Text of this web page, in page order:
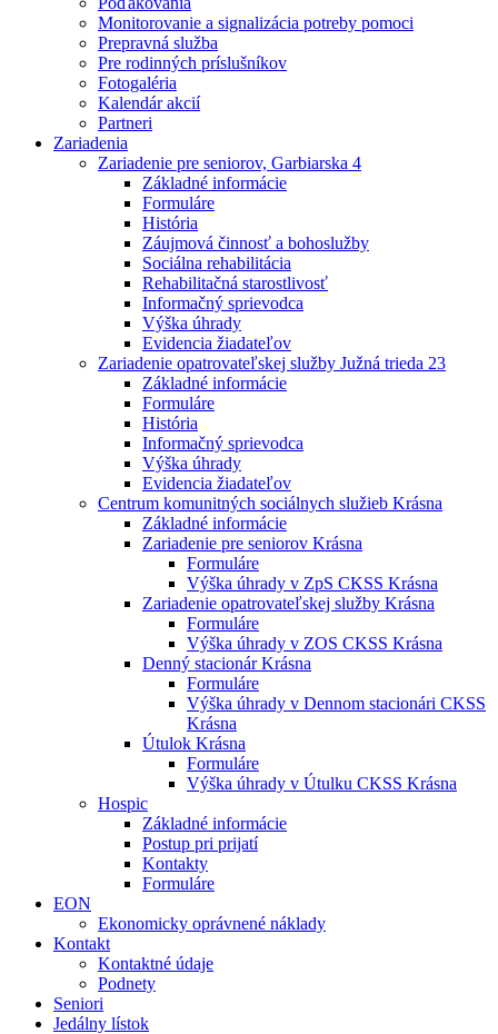
Monitorovanie a signalizácia potreby pomoci
Prepravná služba
Pre rodinných príslušníkov
Fotogaléria
Kalendár akcií
Partneri
Zariadenia
Zariadenie pre seniorov, Garbiarska 4
Základné informácie
Formuláre
História
Záujmová činnosť a bohoslužby
Sociálna rehabilitácia
Rehabilitačná starostlivosť
Informačný sprievodca
Výška úhrady
Evidencia žiadateľov
Zariadenie opatrovateľskej služby Južná trieda 23
Základné informácie
Formuláre
História
Informačný sprievodca
Výška úhrady
Evidencia žiadateľov
Centrum komunitných sociálnych služieb Krásna
Základné informácie
Zariadenie pre seniorov Krásna
Formuláre
Výška úhrady v ZpS CKSS Krásna
Zariadenie opatrovateľskej služby Krásna
Formuláre
Výška úhrady v ZOS CKSS Krásna
Denný stacionár Krásna
Formuláre
Výška úhrady v Dennom stacionári CKSS
Krásna
Útulok Krásna
Formuláre
Výška úhrady v Útulku CKSS Krásna
Hospic
Základné informácie
Postup pri prijatí
Kontakty
Formuláre
EON
Ekonomicky oprávnené náklady
Kontakt
Kontaktné údaje
Podnety
Seniori
Jedálny lístok